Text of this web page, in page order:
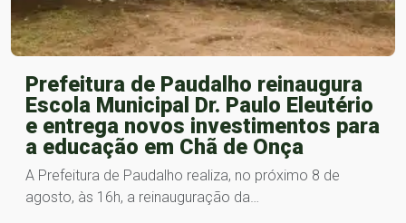
Prefeitura de Paudalho reinaugura
Escola Municipal Dr. Paulo Eleutério
e entrega novos investimentos para
a educação em Chã de Onça
A Prefeitura de Paudalho realiza, no próximo 8 de
agosto, às 16h, a reinauguração da…